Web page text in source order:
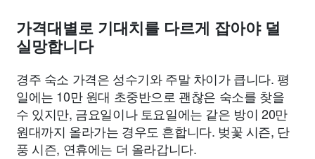
가격대별로 기대치를 다르게 잡아야 덜
실망합니다
경주 숙소 가격은 성수기와 주말 차이가 큽니다. 평
일에는 10만 원대 초중반으로 괜찮은 숙소를 찾을
수 있지만, 금요일이나 토요일에는 같은 방이 20만
원대까지 올라가는 경우도 흔합니다. 벚꽃 시즌, 단
풍 시즌, 연휴에는 더 올라갑니다.